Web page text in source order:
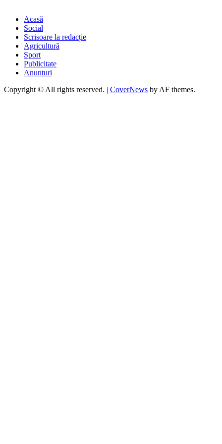
Acasă
Social
Scrisoare la redacție
Agricultură
Sport
Publicitate
Anunțuri
Copyright © All rights reserved. | CoverNews by AF themes.